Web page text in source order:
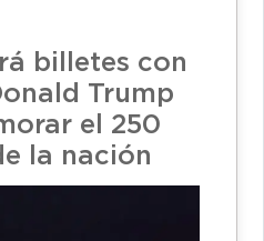
billetes con
Trump
el 250
la nación